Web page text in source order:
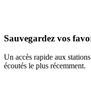
Sauvegardez vos
Un accès rapide aux
écoutés le plus récemment.